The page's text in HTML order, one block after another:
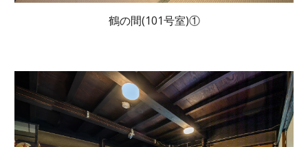
鶴の間(101号室)①